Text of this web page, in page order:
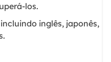
los.
inglês, japonês,